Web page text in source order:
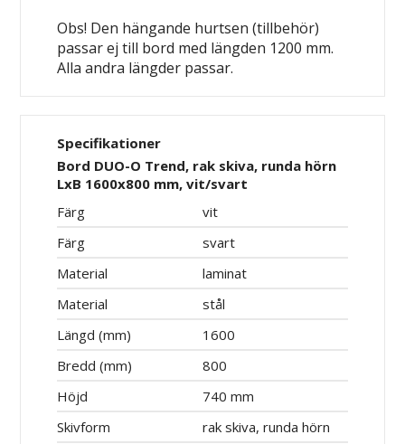
Obs! Den hängande hurtsen (tillbehör)
passar ej till bord med längden 1200 mm.
Alla andra längder passar.
Specifikationer
Bord DUO-O Trend, rak skiva, runda hörn
LxB 1600x800 mm, vit/svart
Färg
vit
Färg
svart
Material
laminat
Material
stål
Längd (mm)
1600
Bredd (mm)
800
Höjd
740 mm
Skivform
rak skiva, runda hörn